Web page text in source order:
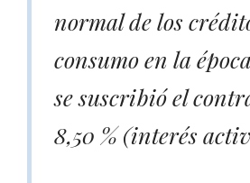
normal de los
consumo en la
se suscribió el
8,50 % (interés